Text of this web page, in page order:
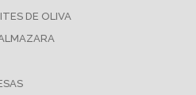
DE OLIVA